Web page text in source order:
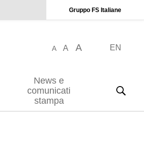
Gruppo FS Italiane
A A A EN
News e
comunicati
stampa